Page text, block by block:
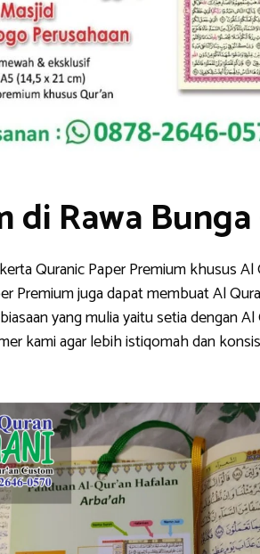
di Rawa
Quranic Paper Premium khusus
Premium juga dapat membuat Al
yang mulia yaitu setia dengan
kami agar lebih istiqomah dan